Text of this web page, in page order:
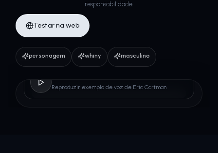
responsabilidade.
Testar na web
personagem whiny masculino
Reproduzir exemplo de voz de Eric Cartman